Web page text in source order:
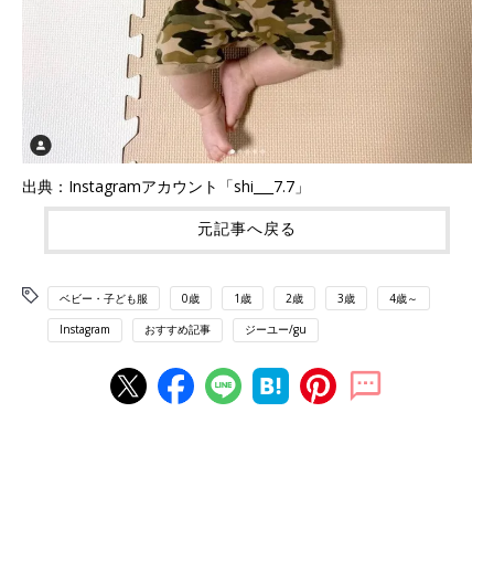
出典：Instagramアカウント「shi___7.7」
元記事へ戻る
ベビー・子ども服 0歳 1歳 2歳 3歳 4歳～
Instagram おすすめ記事 ジーユー/gu